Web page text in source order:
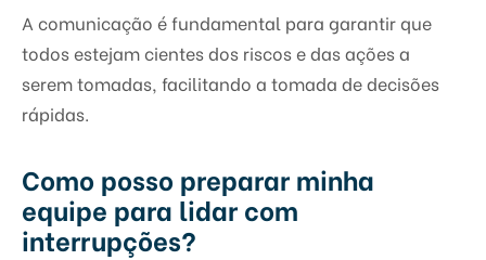
A comunicação é fundamental para garantir que
todos estejam cientes dos riscos e das ações a
serem tomadas, facilitando a tomada de decisões
rápidas.
Como posso preparar minha
equipe para lidar com
interrupções?